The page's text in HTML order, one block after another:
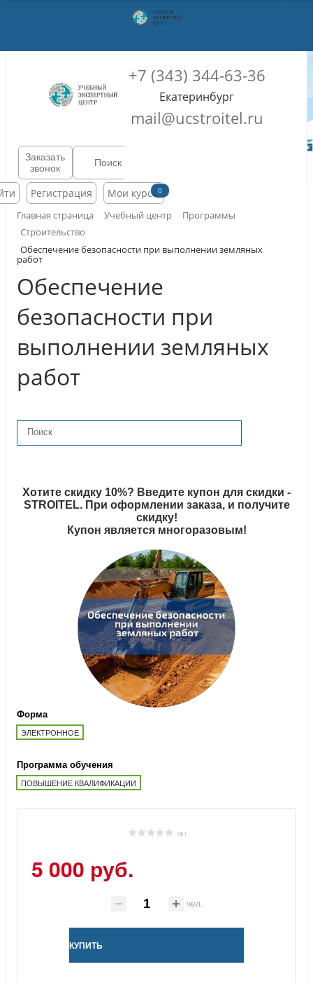
+7 (343) 344-63-36
Екатеринбург
mail@ucstroitel.ru
Заказать
звонок
Регистрация Мои курсы0
Главная страница Учебный центр
Программы
Строительство
Обеспечение безопасности при выполнении земляных
работ
Обеспечение
безопасности при
выполнении земляных
работ
Хотите скидку 10%? Введите купон для скидки -
STROITEL. При оформлении заказа, и получите
скидку!
Купон является многоразовым!
Форма
ЭЛЕКТРОННОЕ
Программа обучения
ПОВЫШЕНИЕ КВАЛИФИКАЦИИ
( 0 )
5 000 руб.
чел.
КУПИТЬ